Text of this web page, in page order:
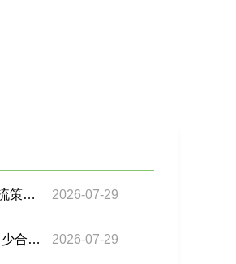
Shopee、Mercado Libre、Amazon拉美站，物流策略有什么不同？ 2026-07-29
货物在运输途中丢失或损坏，怎么理赔？保额多少合适？ 2026-07-29